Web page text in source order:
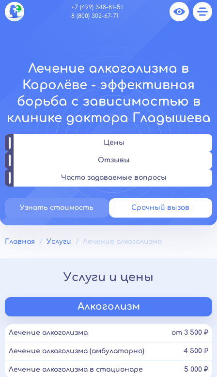
+7 (499) 348-81-51
8 (800) 302-67-71
Лечение алкоголизма в
Королёве - эффективная
борьба с зависимостью в
клинике доктора Гладышева
Цены
Отзывы
Часто задаваемые вопросы
Узнать стоимость Срочный вызов
Главная Услуги Лечение алкоголизма
Услуги и цены
Алкоголизм
Лечение алкоголизма от 3 500 ₽
Лечение алкоголизма (амбулаторно) 4 500 ₽
Лечение алкоголизма в стационаре 5 000 ₽